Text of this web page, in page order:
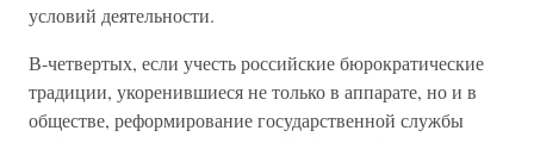
условий деятельности.
В-четвертых, если учесть российские бюрократические
традиции, укоренившиеся не только в аппарате, но и в
обществе, реформирование государственной службы